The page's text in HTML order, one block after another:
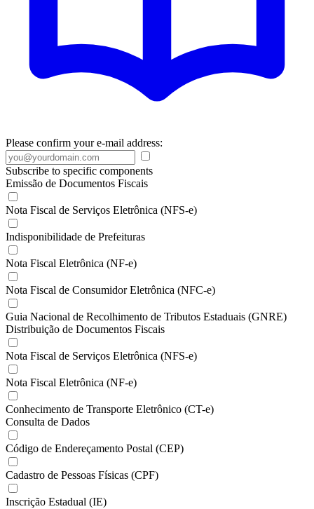
Please confirm your e-mail address:
Subscribe to specific components
Emissão de Documentos Fiscais
Nota Fiscal de Serviços Eletrônica (NFS-e)
Indisponibilidade de Prefeituras
Nota Fiscal Eletrônica (NF-e)
Nota Fiscal de Consumidor Eletrônica (NFC-e)
Guia Nacional de Recolhimento de Tributos Estaduais (GNRE)
Distribuição de Documentos Fiscais
Nota Fiscal de Serviços Eletrônica (NFS-e)
Nota Fiscal Eletrônica (NF-e)
Conhecimento de Transporte Eletrônico (CT-e)
Consulta de Dados
Código de Endereçamento Postal (CEP)
Cadastro de Pessoas Físicas (CPF)
Inscrição Estadual (IE)